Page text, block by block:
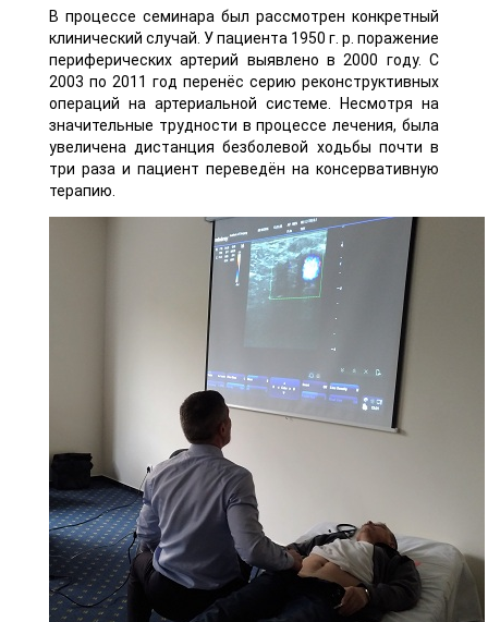
В процессе семинара был рассмотрен конкретный
клинический случай. У пациента 1950 г. р. поражение
периферических артерий выявлено в 2000 году. С
2003 по 2011 год перенёс серию реконструктивных
операций на артериальной системе. Несмотря на
значительные трудности в процессе лечения, была
увеличена дистанция безболевой ходьбы почти в
три раза и пациент переведён на консервативную
терапию.